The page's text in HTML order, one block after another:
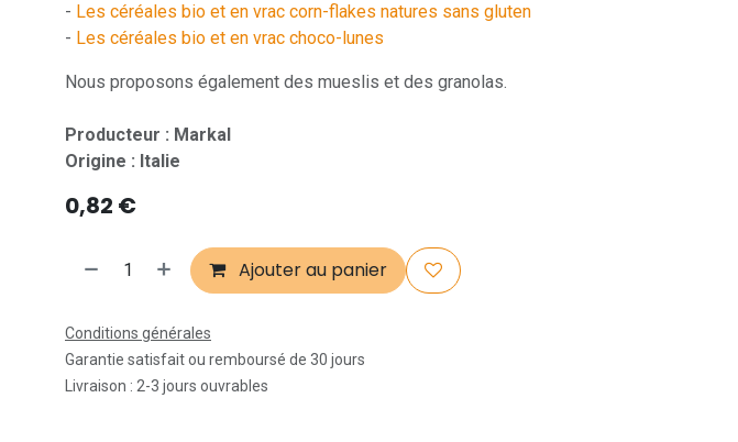
- Les céréales bio et en vrac corn-flakes natures sans gluten
- Les céréales bio et en vrac choco-lunes
Nous proposons également des mueslis et des granolas.
Producteur : Markal
Origine : Italie
0,82 €
Ajouter au panier
Conditions générales
Garantie satisfait ou remboursé de 30 jours
Livraison : 2-3 jours ouvrables